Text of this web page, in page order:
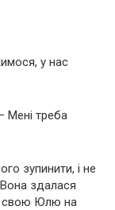
у нас
Мені треба
зупинити, і не
здалася
свою Юлю на